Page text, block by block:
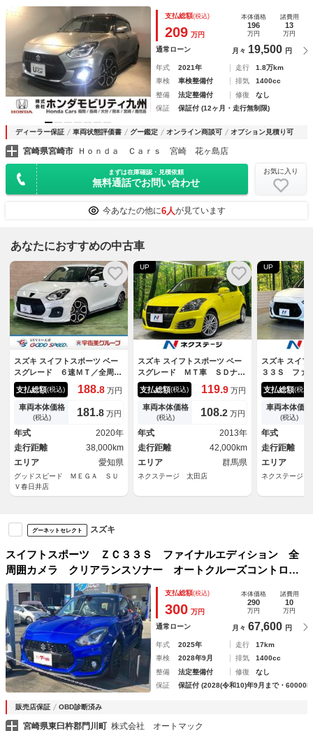
ナビ・ＴＶ ＵＳＢ接続 ＬＥＤヘットライト アクティブク
ルーズコントロール 助手席エアバッグ エアバック付 ＡＢ
Ｓ ターボ
支払総額(税込)
209 万円
本体価格
196
万円
諸費用
13
万円
通常ローン 月々 19,500 円
年式 2021年 走行
1.8万km
車検
車検整備付 排気
1400cc
整備
法定整備付 修復
なし
保証
保証付 (12ヶ月・走行無制限)
ディーラー保証 車両状態評価書 グー鑑定 オンライン商談可 オプション見積り可
宮崎県宮崎市 Ｈｏｎｄａ Ｃａｒｓ 宮崎 花ヶ島店
まずは在庫確認・見積依頼
無料通話でお問い合わせ
お気に入り
今あなたの他に6人が見ています
あなたにおすすめの中古車
スズキ スイフトスポーツ ベー
スグレード ６速ＭＴ／全周囲
カメラ／ＴＥＩＮ車高調／純正
Ｆリップ／ＥＴＣ／レーダーク
ルーズ／衝突軽減／スマートキ
ー／レーンアシスト／ドライブ
レコーダー／シートヒーター／
ＵＳＢ端子／コーナーセンサー
支払総額(税込) 188.8 万円
車両本体価格
(税込) 181.8 万円
年式
2020年
走行距離
38,000km
エリア
愛知県
グッドスピード ＭＥＧＡ ＳＵ
Ｖ春日井店
UP
スズキ スイフトスポーツ ベー
スグレード ＭＴ車 ＳＤナ
ビ バックカメラ クルーズコ
ントロール スマートキー＆プ
ッシュスタート ドラレコ Ｅ
ＴＣ オートエアコン オート
ライト ＨＩＤヘッドライト
横滑り防止システム 禁煙車
ドアバイザー
支払総額(税込) 119.9 万円
車両本体価格
(税込) 108.2 万円
年式
2013年
走行距離
42,000km
エリア
群馬県
ネクステージ 太田店
UP
スズキ スイフ
３３Ｓ ファ
ン ６速ＭＴ
ィスプレイオ
カメラ レー
ラインドス
ター クリア
巻きステリ
ｕｅｔｏｏ
１７ＡＷ
支払総額(税込)
車両本体価格
(税込)
年式
走行距離
エリア
ネクステージ
グーネットセレクト スズキ
スイフトスポーツ ＺＣ３３Ｓ ファイナルエディション 全
周囲カメラ クリアランスソナー オートクルーズコントロー
ル レーンアシスト 衝突被害軽減システム アルミホイー
ル オートライト ＬＥＤヘッドランプ スマートキー 電動
格納ミラー シートヒーター ＭＴ
支払総額(税込)
300 万円
本体価格
290
万円
諸費用
10
万円
通常ローン 月々 67,600 円
年式 2025年 走行
17km
車検
2028年9月 排気
1400cc
整備
法定整備付 修復
なし
保証
保証付 (2028(令和10)年9月まで・
販売店保証 OBD診断済み
宮崎県東臼杵郡門川町 株式会社 オートマック